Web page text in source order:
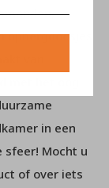
van
in een
sfeer! Mocht u
of over iets